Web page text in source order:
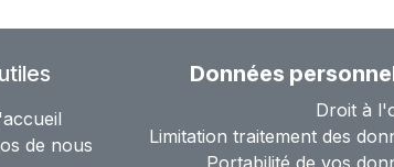
Données
Droit à
Limitation traitement des
de nous